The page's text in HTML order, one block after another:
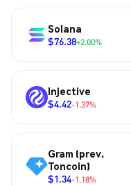
Solana
$76.38+2.00%
Injective
$4.42-1.37%
Gram (prev.
Toncoin)
$1.34-1.18%